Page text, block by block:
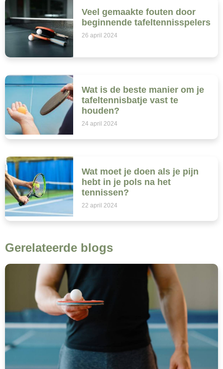
Veel gemaakte fouten door
beginnende tafeltennisspelers
26 april 2024
Wat is de beste manier om je
tafeltennisbatje vast te
houden?
24 april 2024
Wat moet je doen als je pijn
hebt in je pols na het
tennissen?
22 april 2024
Gerelateerde blogs